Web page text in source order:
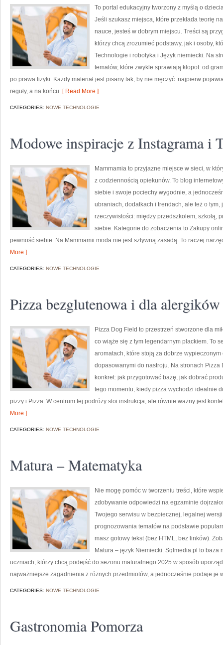
To portal edukacyjny tworzony z myślą o
Jeśli szukasz miejsca, które przekłada teorię
nauce, jesteś w dobrym miejscu. Treści są
którzy chcą zrozumieć podstawy, jak i osoby,
Technologie i robotyka i Język niemiecki. Na
tematów, które zwykle sprawiają kłopot: od
po prawa fizyki. Każdy materiał jest pisany tak, by nie męczyć: najpierw
reguły, a na końcu [ Read More ]
CATEGORIES: NOWE TECHNOLOGIE
Modowe inspiracje z Instagrama i
Mammamia to przyjazne miejsce w sieci, w
z codziennością opiekunów. To blog
siebie i swoje pociechy wygodnie, a
ubraniach, dodatkach i trendach, ale też o
rzeczywistości: między przedszkolem, szkołą,
siebie. Kategorie do zobaczenia to Zakupy
pewność siebie. Na Mammamii moda nie jest sztywną zasadą. To raczej
More ]
CATEGORIES: NOWE TECHNOLOGIE
Pizza bezglutenowa i dla alergików
Pizza Dog Field to przestrzeń stworzone dla
co wiąże się z tym legendarnym plackiem. To
aromatach, które stoją za dobrze
dopasowanymi do nastroju. Na stronach
konkret: jak przygotować bazę, jak dobrać
tego momentu, kiedy pizza wychodzi idealnie
pizzy i Pizza. W centrum tej podróży stoi instrukcja, ale równie ważny jest
More ]
CATEGORIES: NOWE TECHNOLOGIE
Matura – Matematyka
Nie mogę pomóc w tworzeniu treści, które
zdobywanie odpowiedzi na egzaminie
Twojego serwisu w bezpiecznej, legalnej
prognozowania tematów na podstawie
masz gotowy tekst (bez HTML, bez linków).
Matura – język Niemiecki. Sqlmedia.pl to
uczniach, którzy chcą podejść do sezonu maturalnego 2025 w sposób
najważniejsze zagadnienia z różnych przedmiotów, a jednocześnie podaje je
CATEGORIES: NOWE TECHNOLOGIE
Gastronomia Pomorza